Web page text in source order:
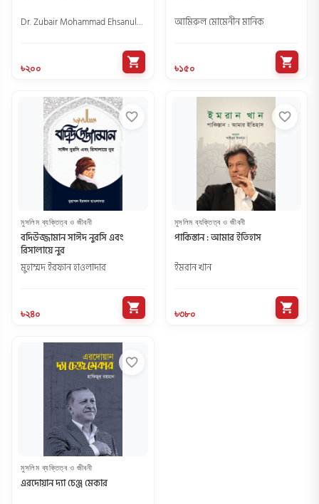
Dr. Zubair Mohammad Ehsanul Hoque
৳২০০ shopping_cart
আমিরুল মোমেনীন মানিক
৳১৫০ shopping_cart
favorite_border
মুসলিম ব্যক্তিত্ব ও জীবনী
বদিউজ্জামান সাঈদ নুরসি এবং
রিসালায়ে নুর
মুহাম্মদ ইরফান হাওলাদার
৳২৪০ shopping_cart
favorite_border
মুসলিম ব্যক্তিত্ব ও জীবনী
পাকিস্তান : আমার ইতিহাস
ইমরান খান
৳৩৮০ shopping_cart
favorite_border
মুসলিম ব্যক্তিত্ব ও জীবনী
এরদোয়ান দ্যা চেঞ্জ মেকার